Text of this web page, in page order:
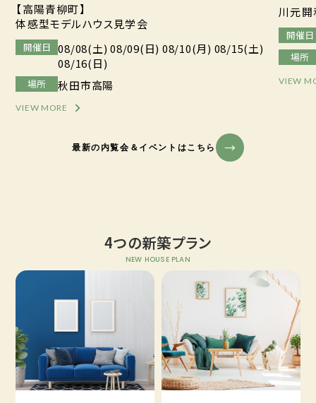
【高陽青柳町】
体感型モデルハウス見学会
開催日
08/08(土) 08/09(日) 08/10(月) 08/15(土)
08/16(日)
場所 秋田市高陽
VIEW MORE
川元
開催日
場所
VIEW
最新の内覧会＆イベントはこちら
4つの新築プラン
NEW HOUSE PLAN